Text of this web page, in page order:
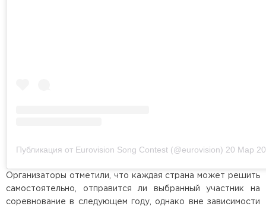
Публикация от Eurovision Song Contest (@eurovision) 20 Мар
Организаторы отметили, что каждая страна может решить
самостоятельно, отправится ли выбранный участник на
соревнование в следующем году, однако вне зависимости